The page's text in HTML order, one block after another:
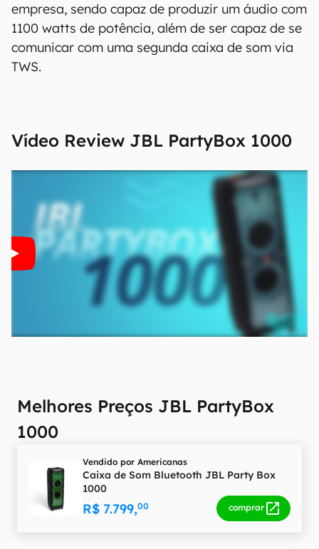
empresa, sendo capaz de produzir um áudio com
1100 watts de potência, além de ser capaz de se
comunicar com uma segunda caixa de som via
TWS.
Vídeo Review JBL PartyBox 1000
Melhores Preços JBL PartyBox
1000
Vendido por Americanas
Caixa de Som Bluetooth JBL Party Box
1000
R$ 7.799,00 comprar
O Canaltech mantém esforço constante para
encontrar e manter atualizadas as
regiões e países. Portanto, recomendamos
que você visite o site oficial do fabricante ou
operadora que comercializa o produto para
confirmar suas características detalhadas e
regionais.
Aviso legal: O Canaltech não se responsabiliza
por quaisquer erros ou omissões, ou mesmo
os resultados obtidos com o uso dessas
informações. As informações são fornecidas
"como estão", sem qualquer garantia de
precisão, detalhes, variações ou em relação
aos resultados obtidos com o uso dessas